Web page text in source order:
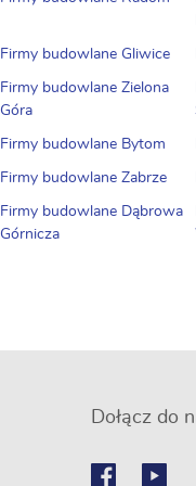
Firmy budowlane Gliwice
Firmy budowlane Zielona
Góra
Firmy budowlane Bytom
Firmy budowlane Zabrze
Firmy budowlane Dąbrowa
Górnicza
Dołącz do